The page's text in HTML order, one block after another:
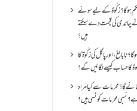
ہو گا؟ زکٰوۃ کے لیے سونے
چاندی کی قیمت دے سکتے
ہیں؟
بالغ ، اور پاگل کی زکٰوۃ کا
کا حساب کیسے لگائیں گے؟
گا؟ محرمات سے کیا مراد
نسبی محرمات کونسی ہیں؟